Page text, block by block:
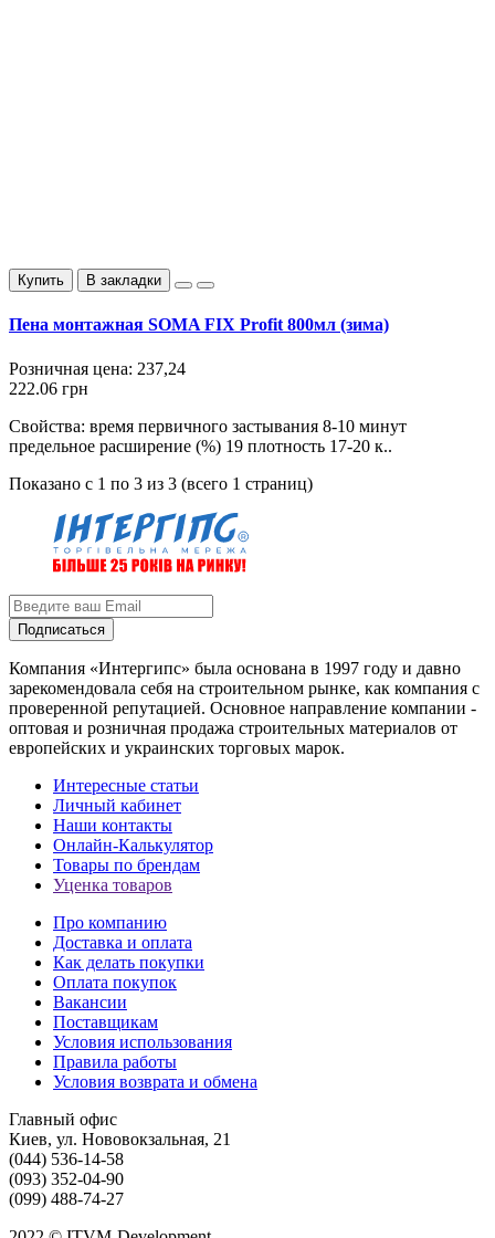
Купить В закладки
Пена монтажная SOMA FIX Profit 800мл (зима)
Розничная цена: 237,24
222.06 грн
Свойства: время первичного застывания 8-10 минут
предельное расширение (%) 19 плотность 17-20 к..
Показано с 1 по 3 из 3 (всего 1 страниц)
Подписаться
Компания «Интергипс» была основана в 1997 году и давно
зарекомендовала себя на строительном рынке, как компания с
проверенной репутацией. Основное направление компании -
оптовая и розничная продажа строительных материалов от
европейских и украинских торговых марок.
Интересные статьи
Личный кабинет
Наши контакты
Онлайн-Калькулятор
Товары по брендам
Уценка товаров
Про компанию
Доставка и оплата
Как делать покупки
Оплата покупок
Вакансии
Поставщикам
Условия использования
Правила работы
Условия возврата и обмена
Главный офис
Киев, ул. Нововокзальная, 21
(044) 536-14-58
(093) 352-04-90
(099) 488-74-27